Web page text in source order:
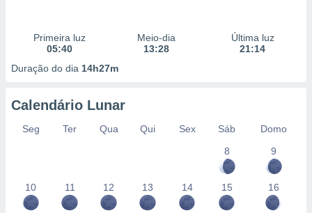
Primeira luz
05:40
Meio-dia
13:28
Última luz
21:14
Duração do dia 14h27m
Calendário Lunar
Seg Ter Qua Qui Sex Sáb
Domo
8
9
10 11 12 13 14 15 16